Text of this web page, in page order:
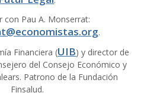
con Pau A. Monserrat:
.
Financiera (UIB) y director de
del Consejo Económico y
Patrono de la Fundación
Finsalud.